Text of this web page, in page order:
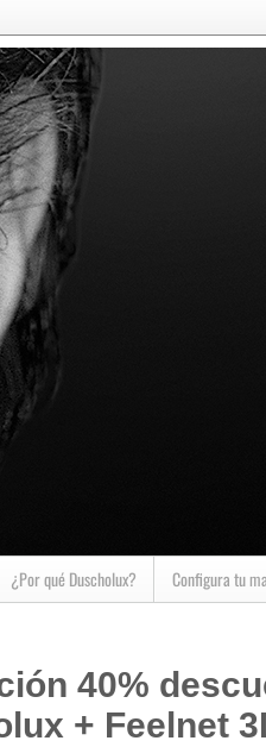
¿Por qué Duscholux? Configura tu
40%
+ Feelnet